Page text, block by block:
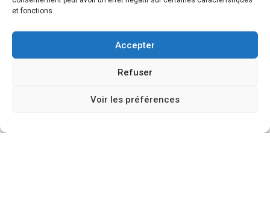
et fonctions.
Accepter
Refuser
Voir les préférences
#MassageAfricain #BienÊtre #ÉnergieVitale
#instinctbeautebyaurore #SaintNazaire #pornichet